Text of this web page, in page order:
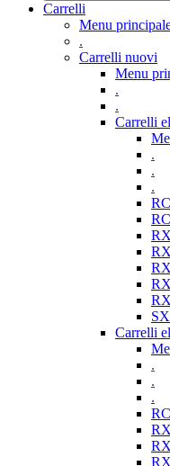
Carrelli
Menu
.
Carrelli nuovi
Menu
.
.
Carrelli
.
.
.
Carrelli
.
.
.